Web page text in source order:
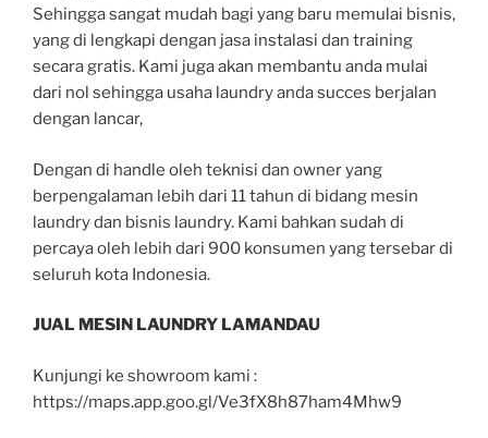
Sehingga sangat mudah bagi yang baru memulai bisnis,
yang di lengkapi dengan jasa instalasi dan training
secara gratis. Kami juga akan membantu anda mulai
dari nol sehingga usaha laundry anda succes berjalan
dengan lancar,
Dengan di handle oleh teknisi dan owner yang
berpengalaman lebih dari 11 tahun di bidang mesin
laundry dan bisnis laundry. Kami bahkan sudah di
percaya oleh lebih dari 900 konsumen yang tersebar di
seluruh kota Indonesia.
JUAL MESIN LAUNDRY LAMANDAU
Kunjungi ke showroom kami :
https://maps.app.goo.gl/Ve3fX8h87ham4Mhw9